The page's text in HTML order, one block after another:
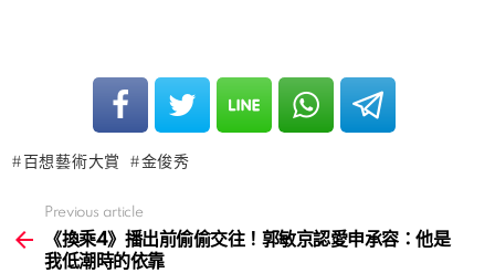
百想藝術大賞 金俊秀
more
Previous article
《換乘4》播出前偷偷交往！郭敏京認愛申承容：他是
我低潮時的依靠